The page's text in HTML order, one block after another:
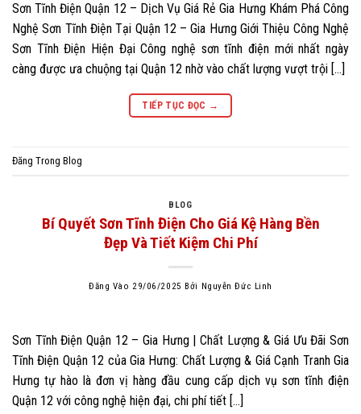
Sơn Tĩnh Điện Quận 12 – Dịch Vụ Giá Rẻ Gia Hưng Khám Phá Công
Nghệ Sơn Tĩnh Điện Tại Quận 12 – Gia Hưng Giới Thiệu Công Nghệ
Sơn Tĩnh Điện Hiện Đại Công nghệ sơn tĩnh điện mới nhất ngày
càng được ưa chuộng tại Quận 12 nhờ vào chất lượng vượt trội […]
TIẾP TỤC ĐỌC →
Đăng Trong Blog
BLOG
Bí Quyết Sơn Tĩnh Điện Cho Giá Kệ Hàng Bền
Đẹp Và Tiết Kiệm Chi Phí
Đăng Vào 29/06/2025 Bởi Nguyễn Đức Linh
Sơn Tĩnh Điện Quận 12 – Gia Hưng | Chất Lượng & Giá Ưu Đãi Sơn
Tĩnh Điện Quận 12 của Gia Hưng: Chất Lượng & Giá Cạnh Tranh Gia
Hưng tự hào là đơn vị hàng đầu cung cấp dịch vụ sơn tĩnh điện
Quận 12 với công nghệ hiện đại, chi phí tiết […]